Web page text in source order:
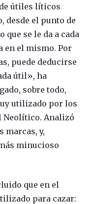
útiles líticos
desde el punto de
se le da a cada
en el mismo. Por
puede deducirse
útil», ha
sobre todo,
utilizado por los
Neolítico. Analizó
marcas, y,
minucioso
que en el
para cazar: